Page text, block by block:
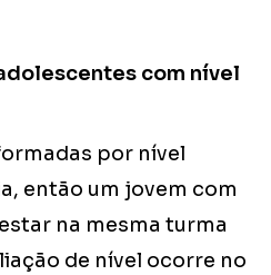
com nível
por nível
então um jovem com
na mesma turma
de nível ocorre no